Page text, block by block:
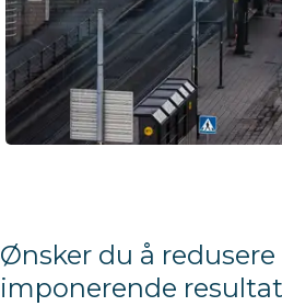
Ønsker du å
imponerende